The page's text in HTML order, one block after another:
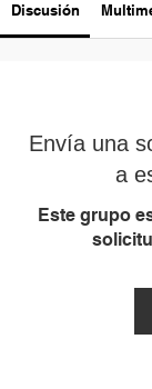
Discusión
Envía una
a
Este grupo